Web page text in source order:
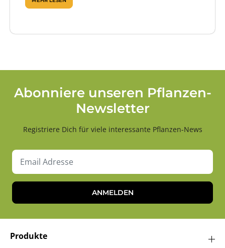
Abonniere unseren Pflanzen-
Newsletter
Registriere Dich für viele interessante Pflanzen-News
ANMELDEN
Produkte